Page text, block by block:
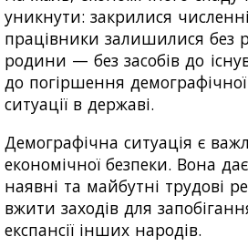
уникнути: закрилися
працівники залишилися без
родини — без засобів до
до погіршення демографічної
ситуації в державі.
Демографічна ситуація є
економічної безпеки. Вона
наявні та майбутні трудові
вжити заходів для
експансії інших народів.